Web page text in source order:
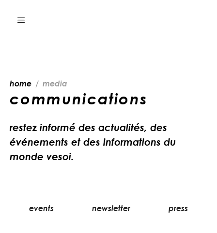
home media
communications
restez informé des actualités, des
événements et des informations du
monde vesoi.
events newsletter press